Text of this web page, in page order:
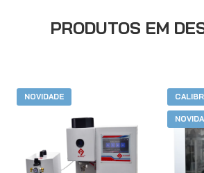
PRODUTOS EM
NOVIDADE